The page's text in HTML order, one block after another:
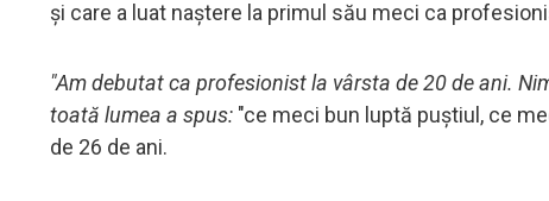
și care a luat naștere la primul său meci ca
"Am debutat ca profesionist la vârsta de 20 de ani.
toată lumea a spus: "ce meci bun luptă puștiul, ce
de 26 de ani.